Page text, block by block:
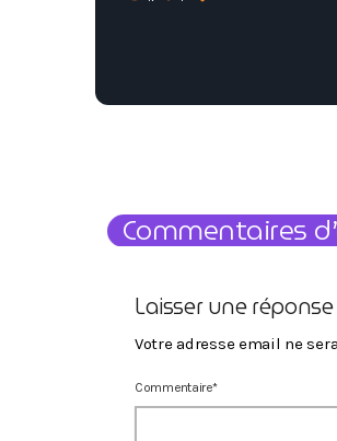
Commentaires
Laisser une réponse
Votre adresse email ne
Commentaire*